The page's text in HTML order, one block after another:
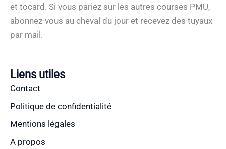
et tocard. Si vous pariez sur les autres courses PMU,
abonnez-vous au cheval du jour et recevez des tuyaux
par mail.
Liens utiles
Contact
Politique de confidentialité
Mentions légales
A propos